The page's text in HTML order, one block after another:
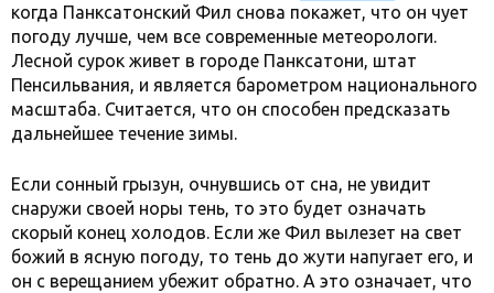
когда Панксатонский Фил снова покажет, что он чует
погоду лучше, чем все современные метеорологи.
Лесной сурок живет в городе Панксатони, штат
Пенсильвания, и является барометром национального
масштаба. Считается, что он способен предсказать
дальнейшее течение зимы.
Если сонный грызун, очнувшись от сна, не увидит
снаружи своей норы тень, то это будет означать
скорый конец холодов. Если же Фил вылезет на свет
божий в ясную погоду, то тень до жути напугает его, и
он с верещанием убежит обратно. А это означает, что